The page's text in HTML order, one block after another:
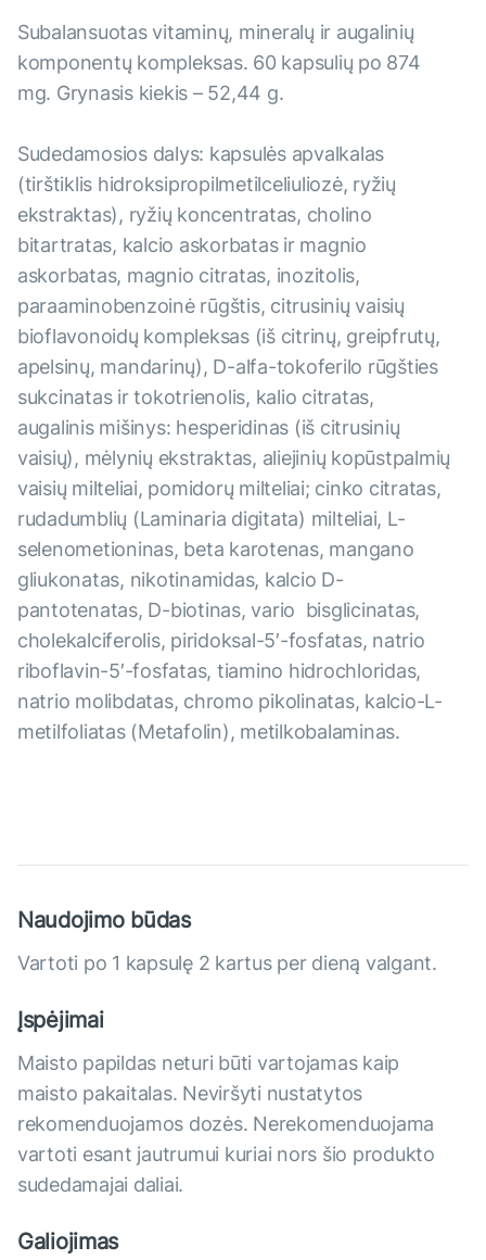
Subalansuotas vitaminų, mineralų ir augalinių
komponentų kompleksas. 60 kapsulių po 874
mg. Grynasis kiekis – 52,44 g.
Sudedamosios dalys: kapsulės apvalkalas
(tirštiklis hidroksipropilmetilceliuliozė, ryžių
ekstraktas), ryžių koncentratas, cholino
bitartratas, kalcio askorbatas ir magnio
askorbatas, magnio citratas, inozitolis,
paraaminobenzoinė rūgštis, citrusinių vaisių
bioflavonoidų kompleksas (iš citrinų, greipfrutų,
apelsinų, mandarinų), D-alfa-tokoferilo rūgšties
sukcinatas ir tokotrienolis, kalio citratas,
augalinis mišinys: hesperidinas (iš citrusinių
vaisių), mėlynių ekstraktas, aliejinių kopūstpalmių
vaisių milteliai, pomidorų milteliai; cinko citratas,
rudadumblių (Laminaria digitata) milteliai, L-
selenometioninas, beta karotenas, mangano
gliukonatas, nikotinamidas, kalcio D-
pantotenatas, D-biotinas, vario bisglicinatas,
cholekalciferolis, piridoksal-5′-fosfatas, natrio
riboflavin-5′-fosfatas, tiamino hidrochloridas,
natrio molibdatas, chromo pikolinatas, kalcio-L-
metilfoliatas (Metafolin), metilkobalaminas.
Naudojimo būdas
Vartoti po 1 kapsulę 2 kartus per dieną valgant.
Įspėjimai
Maisto papildas neturi būti vartojamas kaip
maisto pakaitalas. Neviršyti nustatytos
rekomenduojamos dozės. Nerekomenduojama
vartoti esant jautrumui kuriai nors šio produkto
sudedamajai daliai.
Galiojimas